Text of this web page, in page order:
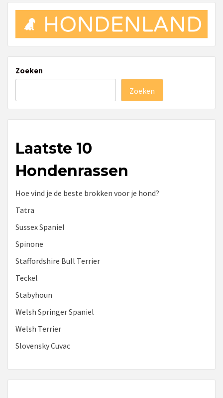
Zoeken
Zoeken
Laatste 10
Hondenrassen
Hoe vind je de beste brokken voor je hond?
Tatra
Sussex Spaniel
Spinone
Staffordshire Bull Terrier
Teckel
Stabyhoun
Welsh Springer Spaniel
Welsh Terrier
Slovensky Cuvac